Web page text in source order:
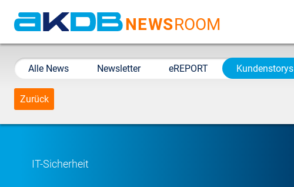
Datenverarbeitung in
NEWSROOM
Alle News Newsletter eREPORT Kundenstorys
Zurück
IT-Sicherheit